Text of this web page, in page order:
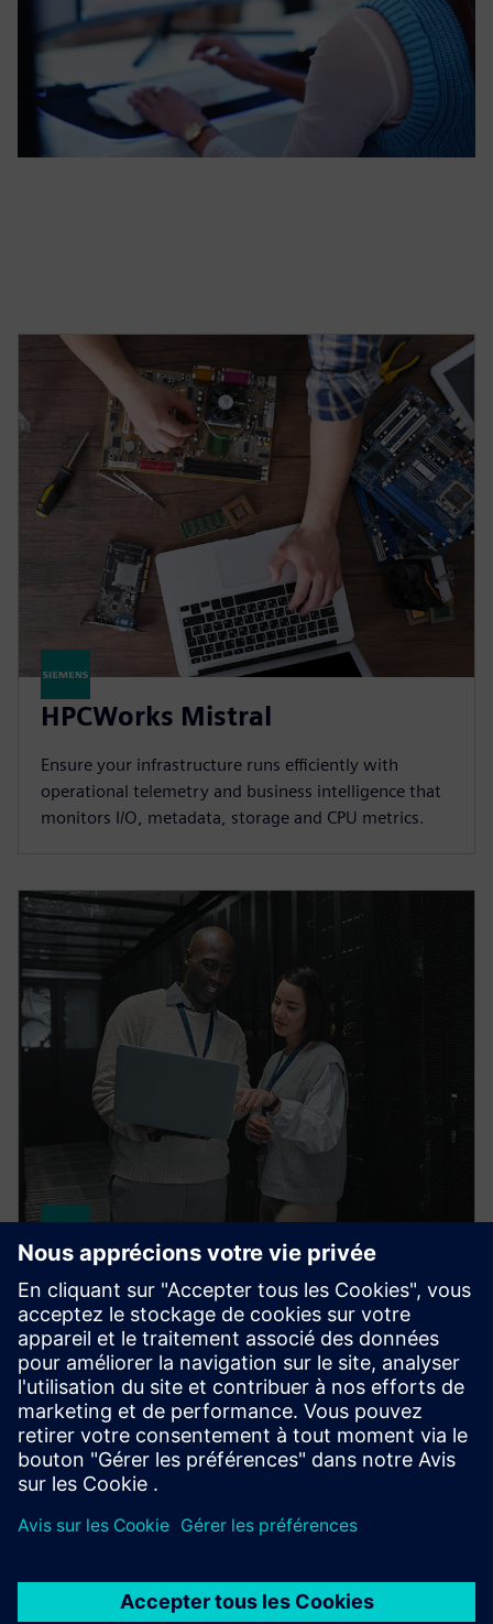
HPCWorks Mistral
Ensure your infrastructure runs efficiently with
operational telemetry and business intelligence that
monitors I/O, metadata, storage and CPU metrics.
HPCWorks PBS Professional
Improve productivity, optimize utilization and
simplify cluster and cloud administration — from the
largest HPC workloads to millions of small, high-
throughput jobs.